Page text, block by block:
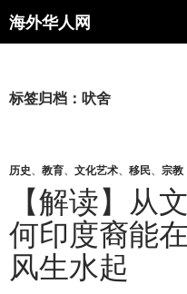
海外华人网
搜
索
文
标签归档：吠舍
历史、 教育、 文化艺术、 移民、 宗教
【解读】从
何印度裔能
风生水起